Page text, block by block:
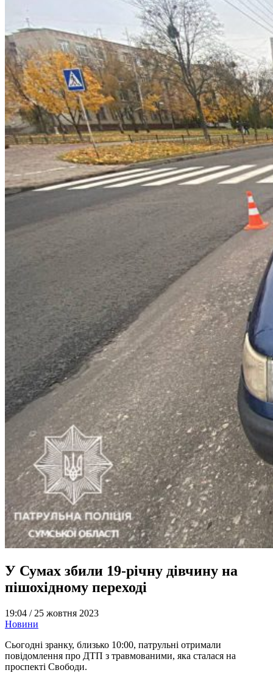
У Сумах збили 19-річну дівчину на
пішохідному переході
19:04 / 25 жовтня 2023
Новини
Сьогодні зранку, близько 10:00, патрульні отримали
повідомлення про ДТП з травмованими, яка сталася на
проспекті Свободи.